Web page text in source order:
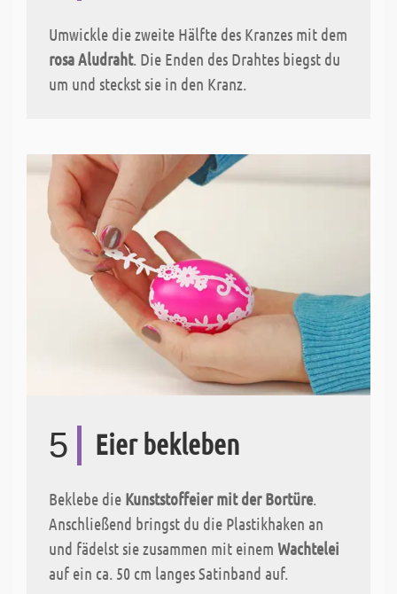
Umwickle die zweite Hälfte des Kranzes mit dem
rosa Aludraht. Die Enden des Drahtes biegst du
um und steckst sie in den Kranz.
5 Eier bekleben
Beklebe die Kunststoffeier mit der Bortüre.
Anschließend bringst du die Plastikhaken an
und fädelst sie zusammen mit einem Wachtelei
auf ein ca. 50 cm langes Satinband auf.